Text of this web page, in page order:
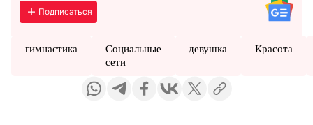
Подписаться
гимнастика
Социальные
сети
девушка Красота